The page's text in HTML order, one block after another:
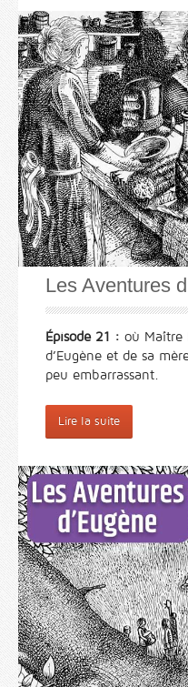
Les Aventures
Épisode 21 : où Maître
d’Eugène et de sa
peu embarrassant.
Lire la suite